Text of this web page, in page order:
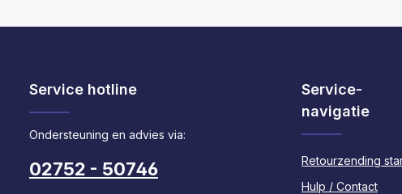
Service hotline
Ondersteuning en advies via:
02752 - 50746
Service-
navigatie
Retourzending
Hulp / Contact